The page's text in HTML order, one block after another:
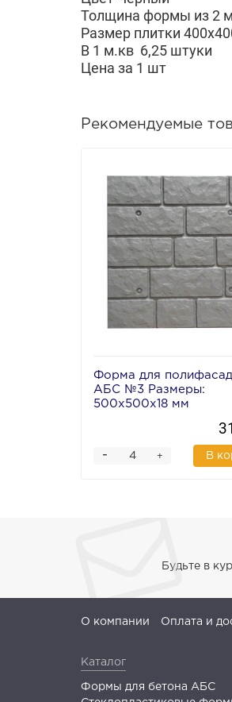
Толщина формы из 2
Размер плитки
В 1 м.кв 6,25 штуки
Цена за 1 шт
Рекомендуемые
Форма для
АБС №3 Размеры:
500х500х18 мм
+
- В
Будьте в
О компании Оплата и
Каталог
Формы для бетона АБС